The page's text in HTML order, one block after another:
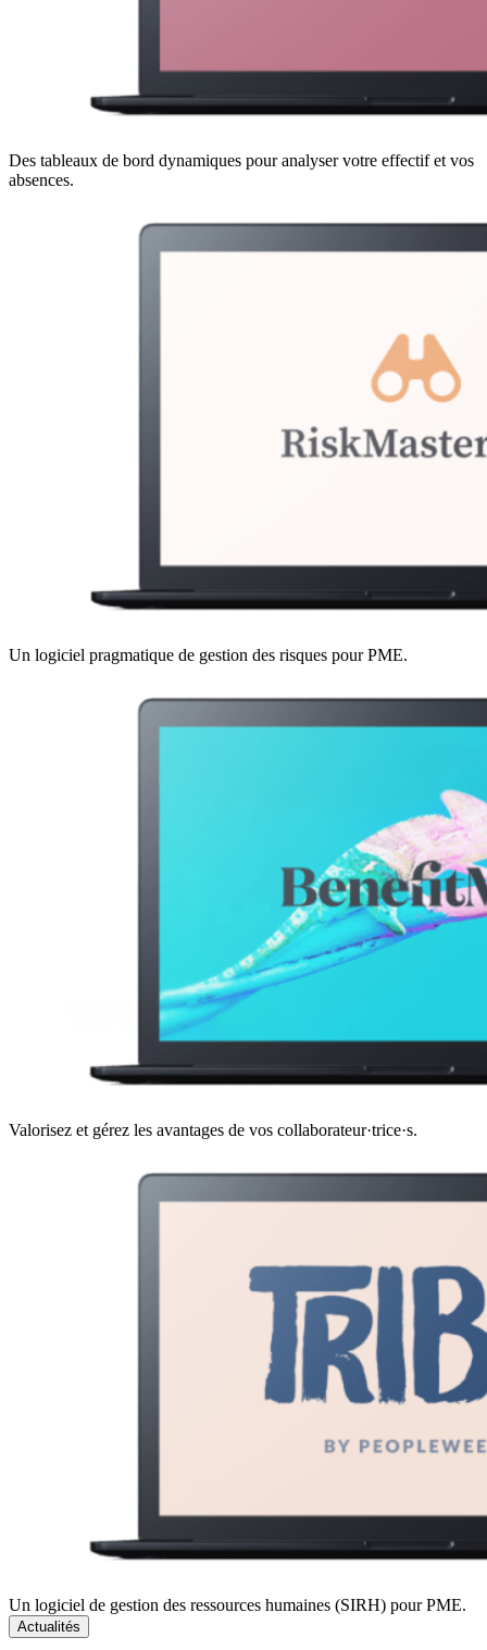
Des tableaux de bord dynamiques pour analyser votre effectif et vos
absences.
Un logiciel pragmatique de gestion des risques pour PME.
Valorisez et gérez les avantages de vos collaborateur·trice·s.
Un logiciel de gestion des ressources humaines (SIRH) pour PME.
Actualités